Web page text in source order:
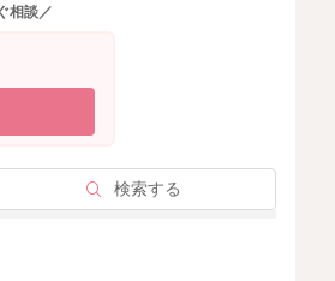
拝見する限りですと、おそ
化ではないかと思います。
たり、下痢や嘔吐がある、
さってくださいね。
2025/9/22 21:42
相談／
検索する